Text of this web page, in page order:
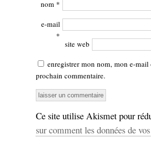
nom *
e-mail
*
site web
enregistrer mon nom, mon e-
prochain commentaire.
Ce site utilise Akismet pour
sur comment les données de